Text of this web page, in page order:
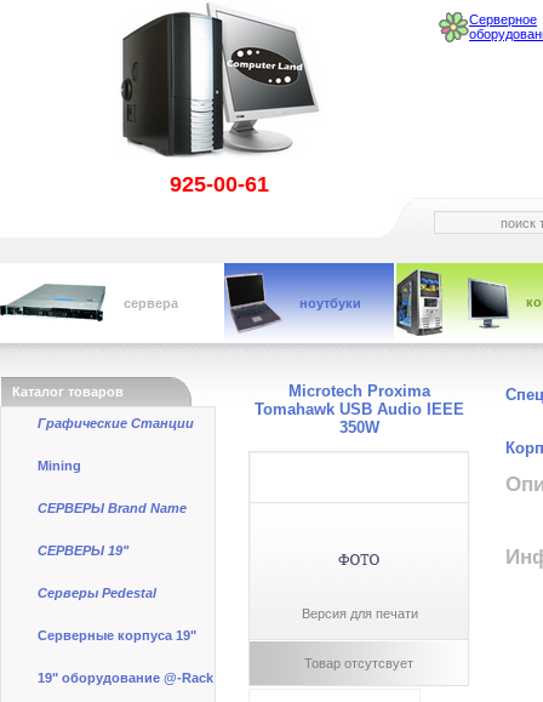
925-00-61
Серверное
сервера ноутбуки
Каталог товаров
Графические Станции
Mining
СЕРВЕРЫ Brand Name
СЕРВЕРЫ 19"
Серверы Pedestal
Серверные корпуса 19"
19" оборудование @-Rack
Microtech Proxima
Tomahawk USB Audio IEEE
350W
Версия для печати
Товар отсутсвует